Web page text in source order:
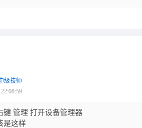
级技师
键 管理 打开设备管理器
是这样